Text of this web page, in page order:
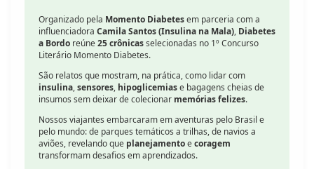
Organizado pela Momento Diabetesem parceria com a
influenciadora Camila Santos (Insulina na Mala), Diabetes
a Bordo reúne25 crônicasselecionadas no 1º Concurso
Literário Momento Diabetes.
São relatos que mostram, na prática, como lidar com
insulina,sensores, hipoglicemiase bagagens cheias de
insumos sem deixar de colecionar memórias felizes.
Nossos viajantes embarcaram em aventuras pelo Brasil e
pelo mundo: de parques temáticos a trilhas, de navios a
aviões, revelando que planejamentoecoragem
transformam desafios em aprendizados.